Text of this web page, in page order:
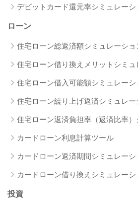
デビットカード還元率シミュレーシ
ローン
住宅ローン総返済額シミュレーショ
住宅ローン借り換えメリットシミュ
住宅ローン借入可能額シミュレーシ
住宅ローン繰り上げ返済シミュレー
住宅ローン返済負担率（返済比率
カードローン利息計算ツール
カードローン返済期間シミュレーシ
カードローン借り換えシミュレーシ
投資